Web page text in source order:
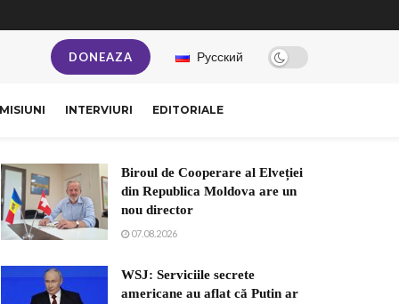
DONEAZA Русский
INTERVIURI EDITORIALE
Biroul de Cooperare al Elveției
din Republica Moldova are un
nou director
07.08.2026
WSJ: Serviciile secrete
americane au aflat că Putin ar